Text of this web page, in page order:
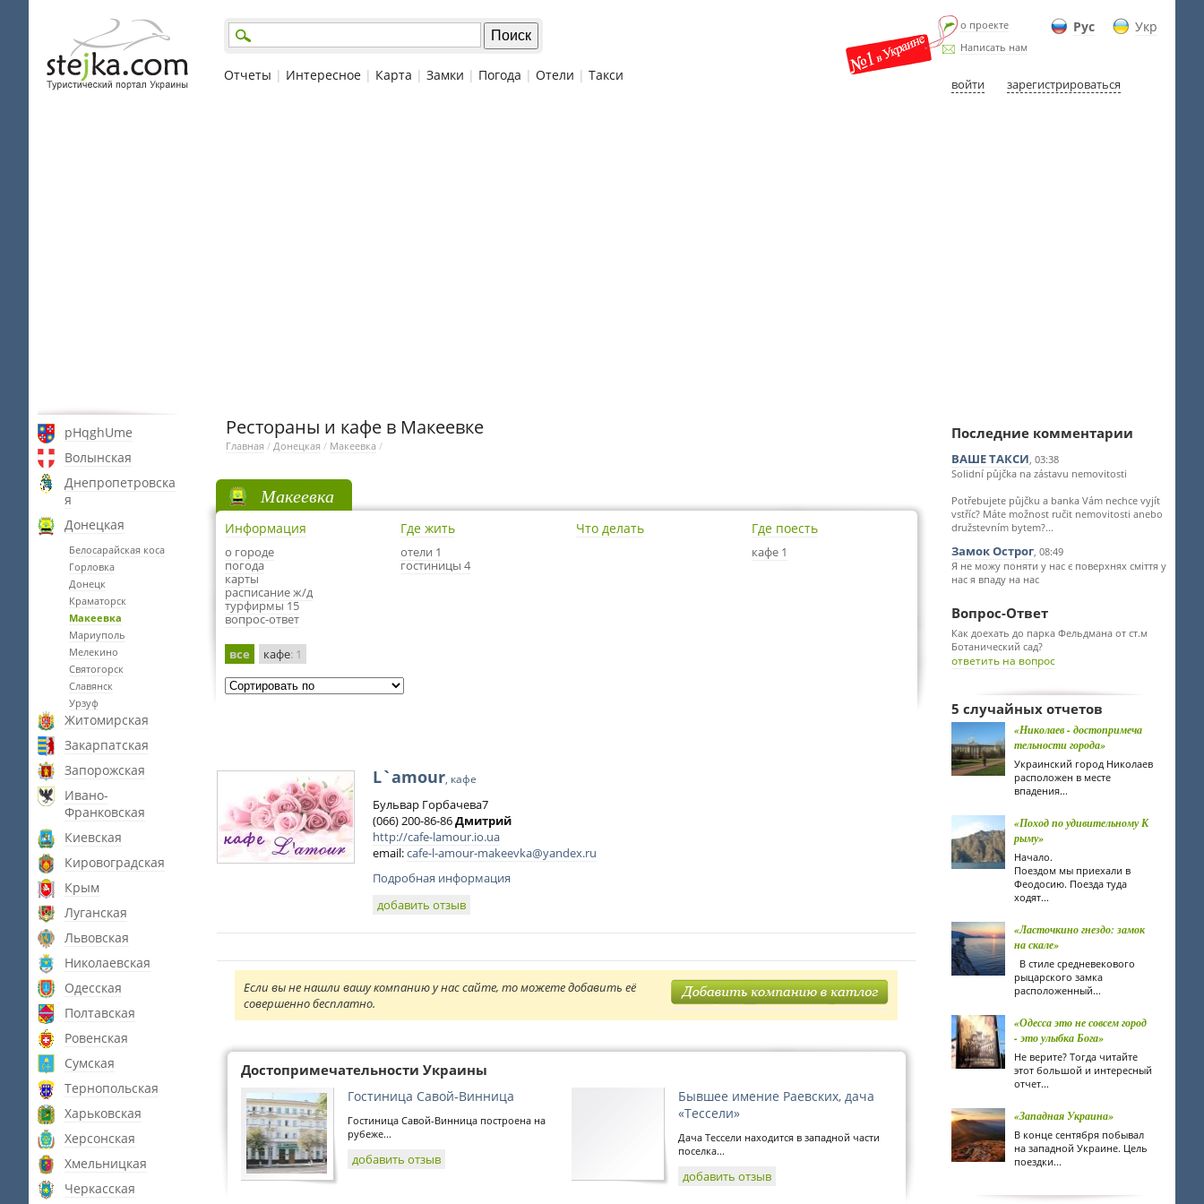
Рус Укр
о проекте
Написать нам
войти зарегистрироваться
Отчеты | Интересное | Карта | Замки | Погода | Отели | Такси
pHqghUme
Волынская
Днепропетровска
я
Донецкая
Белосарайская коса
Горловка
Донецк
Краматорск
Макеевка
Мариуполь
Мелекино
Святогорск
Славянск
Урзуф
Житомирская
Закарпатская
Запорожская
Ивано-
Франковская
Киевская
Кировоградская
Крым
Луганская
Львовская
Николаевская
Одесская
Полтавская
Ровенская
Сумская
Тернопольская
Харьковская
Херсонская
Хмельницкая
Черкасская
Рестораны и кафе в Макеевке
Главная / Донецкая / Макеевка /
Макеевка
Информация
о городе
погода
карты
расписание ж/д
турфирмы 15
вопрос-ответ
Где жить
отели 1
гостиницы 4
Что делать Где поесть
кафе 1
все кафе: 1
L`amour, кафе
Бульвар Горбачева7
(066) 200-86-86Дмитрий
http://cafe-lamour.io.ua
email:cafe-l-amour-makeevka@yandex.ru
Подробная информация
добавить отзыв
Если вы не нашли вашу компанию у нас сайте, то можете добавить её
совершенно бесплатно.
Достопримечательности Украины
Гостиница Савой-Винница
Гостиница Савой-Винница построена на
рубеже...
добавить отзыв
Бывшее имение Раевских, дача
«Тессели»
Дача Тессели находится в западной части
поселка...
добавить отзыв
Последние комментарии
ВАШЕ ТАКСИ, 03:38
Solidní půjčka na zástavu nemovitosti
Potřebujete půjčku a banka Vám nechce vyjít
vstříc? Máte možnost ručit nemovitosti anebo
družstevním bytem?...
Замок Острог, 08:49
Я не можу поняти у нас є поверхнях сміття у
нас я впаду на нас
Вопрос-Ответ
Как доехать до парка Фельдмана от ст.м
Ботанический сад?
ответить на вопрос
5 случайных отчетов
«Николаев - достопримеча
тельности города»
Украинский город Николаев
расположен в месте
впадения...
«Поход по удивительному К
рыму»
Начало.
Поездом мы приехали в
Феодосию. Поезда туда
ходят...
«Ласточкино гнездо: замок
на скале»
В стиле средневекового
рыцарского замка
расположенный...
«Одесса это не совсем город
- это улыбка Бога»
Не верите? Тогда читайте
этот большой и интересный
отчет...
«Западная Украина»
В конце сентября побывал
на западной Украине. Цель
поездки...